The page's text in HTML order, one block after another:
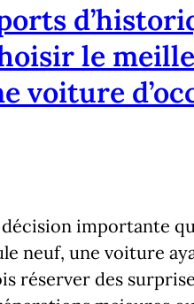
le
voiture
importante
neuf, une voiture
réserver des